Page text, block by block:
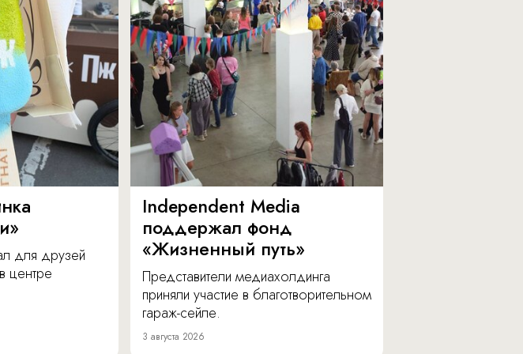
для друзей
центре
Independent Media
поддержал фонд
«Жизненный путь»
Представители медиахолдинга
приняли участие в благотворительном
гараж-сейле.
3 августа 2026